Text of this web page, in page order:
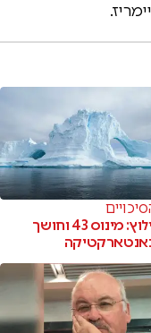
מבצע חילוץ: מינוס 43 וחושך